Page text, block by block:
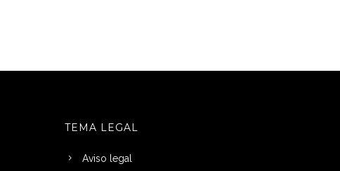
TEMA LEGAL
Aviso legal